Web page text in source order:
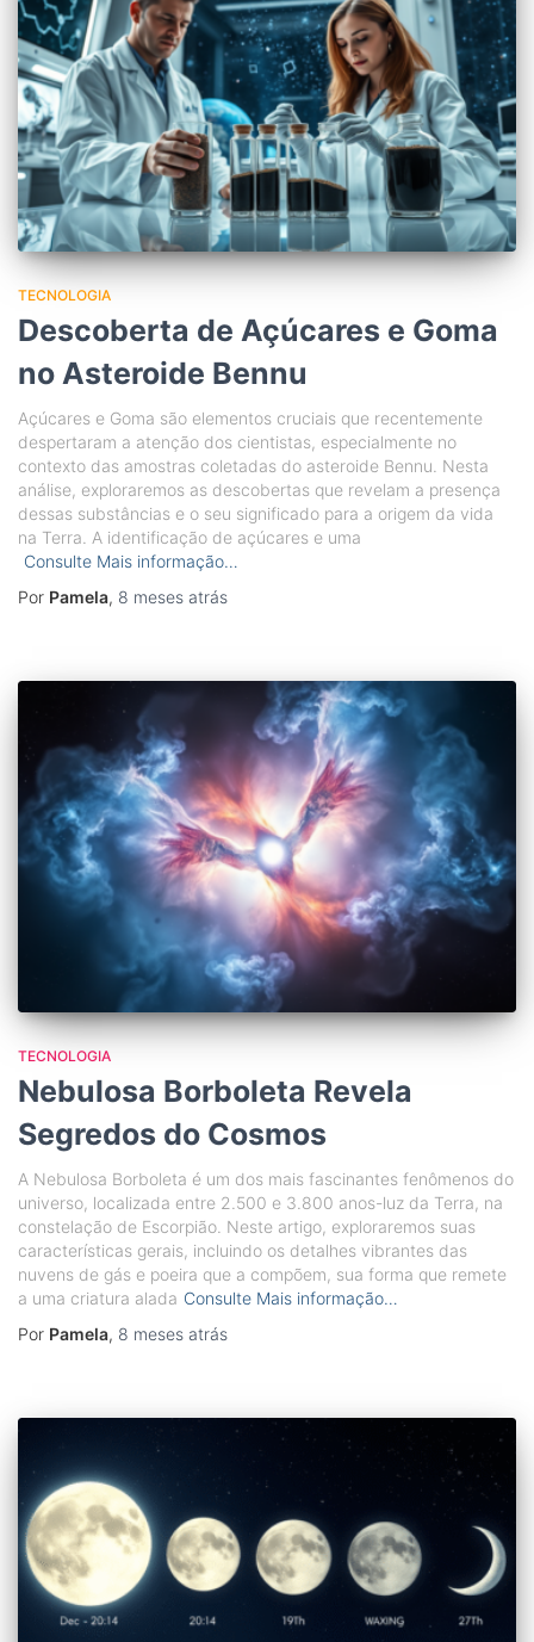
TECNOLOGIA
Descoberta de Açúcares e Goma
no Asteroide Bennu
Açúcares e Goma são elementos cruciais que recentemente
despertaram a atenção dos cientistas, especialmente no
contexto das amostras coletadas do asteroide Bennu. Nesta
análise, exploraremos as descobertas que revelam a presença
dessas substâncias e o seu significado para a origem da vida
na Terra. A identificação de açúcares e uma
Consulte Mais informação…
Por Pamela, 8 meses atrás
TECNOLOGIA
Nebulosa Borboleta Revela
Segredos do Cosmos
A Nebulosa Borboleta é um dos mais fascinantes fenômenos do
universo, localizada entre 2.500 e 3.800 anos-luz da Terra, na
constelação de Escorpião. Neste artigo, exploraremos suas
características gerais, incluindo os detalhes vibrantes das
nuvens de gás e poeira que a compõem, sua forma que remete
a uma criatura alada Consulte Mais informação…
Por Pamela, 8 meses atrás